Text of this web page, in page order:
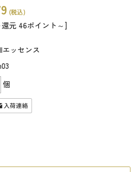
(税込)
元 46ポイント～]
エッセンス
個